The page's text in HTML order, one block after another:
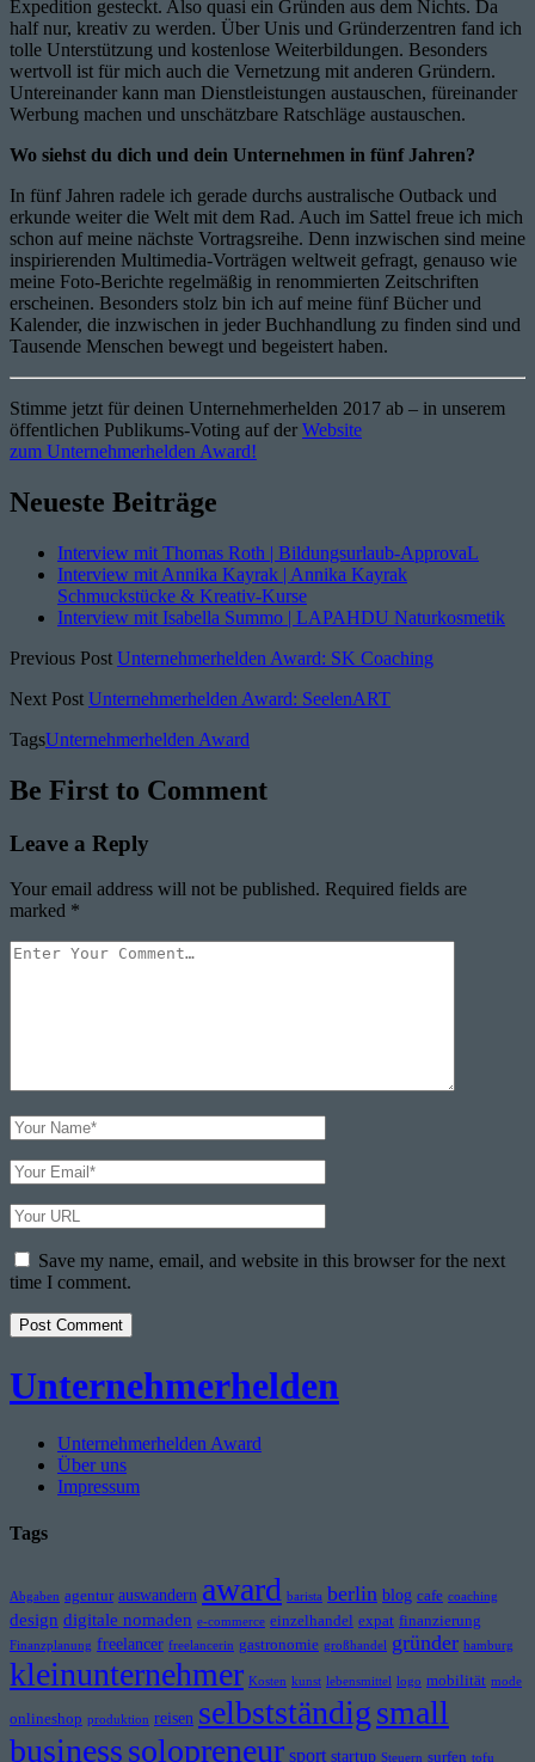
Expedition gesteckt. Also quasi ein Gründen aus dem Nichts. Da
half nur, kreativ zu werden. Über Unis und Gründerzentren fand ich
tolle Unterstützung und kostenlose Weiterbildungen. Besonders
wertvoll ist für mich auch die Vernetzung mit anderen Gründern.
Untereinander kann man Dienstleistungen austauschen, füreinander
Werbung machen und unschätzbare Ratschläge austauschen.
Wo siehst du dich und dein Unternehmen in fünf Jahren?
In fünf Jahren radele ich gerade durchs australische Outback und
erkunde weiter die Welt mit dem Rad. Auch im Sattel freue ich mich
schon auf meine nächste Vortragsreihe. Denn inzwischen sind meine
inspirierenden Multimedia-Vorträgen weltweit gefragt, genauso wie
meine Foto-Berichte regelmäßig in renommierten Zeitschriften
erscheinen. Besonders stolz bin ich auf meine fünf Bücher und
Kalender, die inzwischen in jeder Buchhandlung zu finden sind und
Tausende Menschen bewegt und begeistert haben.
Stimme jetzt für deinen Unternehmerhelden 2017 ab – in unserem
öffentlichen Publikums-Voting auf der Website
zum Unternehmerhelden Award!
Neueste Beiträge
Interview mit Thomas Roth | Bildungsurlaub-ApprovaL
Interview mit Annika Kayrak | Annika Kayrak
Schmuckstücke & Kreativ-Kurse
Interview mit Isabella Summo | LAPAHDU Naturkosmetik
Previous Post Unternehmerhelden Award: SK Coaching
Next Post Unternehmerhelden Award: SeelenART
TagsUnternehmerhelden Award
Be First to Comment
Leave a Reply
Your email address will not be published. Required fields are
marked *
Your
Your
Name
Your
Email
Your
Website
URLSave my name, email, and website in this browser for the next
time I comment.
Unternehmerhelden
Unternehmerhelden Award
Über uns
Impressum
Tags
Abgaben agentur auswandern award barista berlin blog cafe coaching
design digitale nomaden e-commerce einzelhandel expat finanzierung
Finanzplanung freelancer freelancerin gastronomie großhandel gründer hamburg
kleinunternehmer Kosten kunst lebensmittel logo mobilität mode
onlineshop produktion reisen selbstständigsmall
businesssolopreneur sport startup Steuern surfen tofu